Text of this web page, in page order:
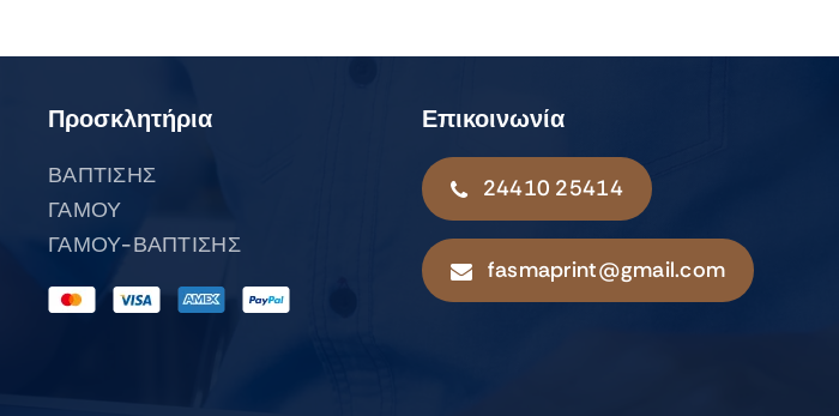
Προσκλητήρια
ΒΑΠΤΙΣΗΣ
ΓΑΜΟΥ
ΓΑΜΟΥ-ΒΑΠΤΙΣΗΣ
Επικοινωνία
24410 25414
fasmaprint@gmail.com